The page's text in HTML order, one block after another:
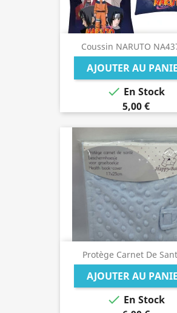
Coussin NARUTO
AJOUTER AU
 En Stock
5,00 €
Protège Carnet De
AJOUTER AU
 En Stock